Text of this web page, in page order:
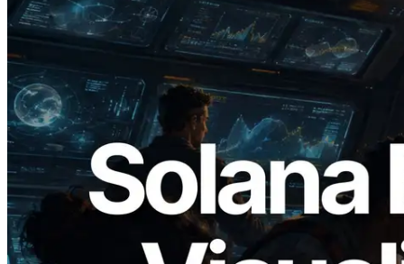
2026.05.24
Validators Solutions 釋出 Solana Block